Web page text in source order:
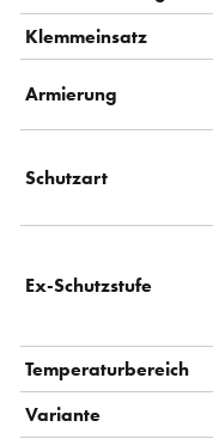
Klemmeinsatz
Armierung
Schutzart
Ex-Schutzstufe
Temperaturbereich
Variante